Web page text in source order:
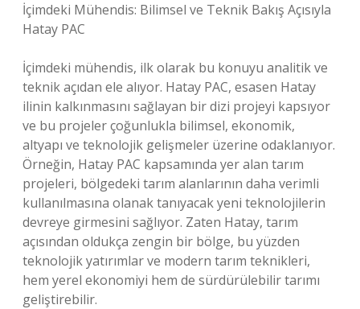
İçimdeki Mühendis: Bilimsel ve Teknik Bakış Açısıyla
Hatay PAC
İçimdeki mühendis, ilk olarak bu konuyu analitik ve
teknik açıdan ele alıyor. Hatay PAC, esasen Hatay
ilinin kalkınmasını sağlayan bir dizi projeyi kapsıyor
ve bu projeler çoğunlukla bilimsel, ekonomik,
altyapı ve teknolojik gelişmeler üzerine odaklanıyor.
Örneğin, Hatay PAC kapsamında yer alan tarım
projeleri, bölgedeki tarım alanlarının daha verimli
kullanılmasına olanak tanıyacak yeni teknolojilerin
devreye girmesini sağlıyor. Zaten Hatay, tarım
açısından oldukça zengin bir bölge, bu yüzden
teknolojik yatırımlar ve modern tarım teknikleri,
hem yerel ekonomiyi hem de sürdürülebilir tarımı
geliştirebilir.